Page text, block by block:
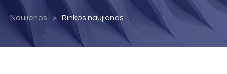
Naujienos Rinkos naujienos